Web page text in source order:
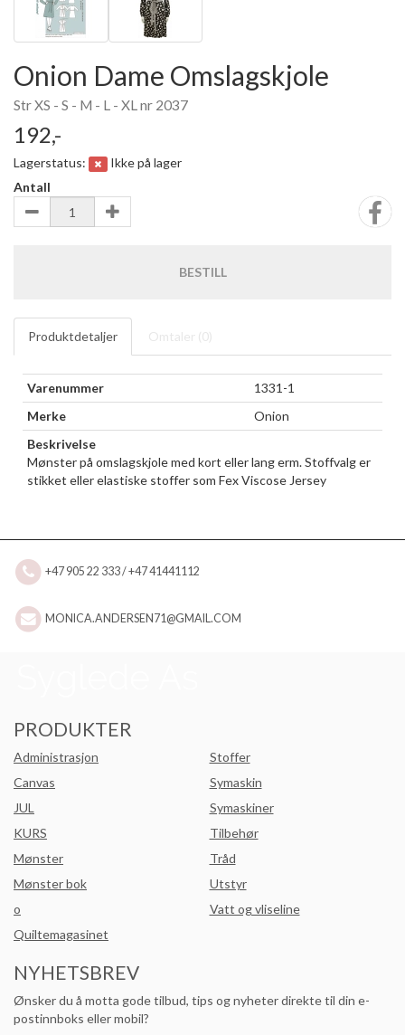
Onion Dame Omslagskjole
Str XS - S - M - L - XL nr 2037
192,-
Lagerstatus:
Ikke på lager
Antall
BESTILL
Produktdetaljer Omtaler (0)
Varenummer
1331-1
Merke
Onion
Beskrivelse
Mønster på omslagskjole med kort eller lang erm. Stoffvalg er
stikket eller elastiske stoffer som Fex Viscose Jersey
+47 905 22 333 / +47 41441112
MONICA.ANDERSEN71@GMAIL.COM
PRODUKTER
Administrasjon
Canvas
JUL
KURS
Mønster
Mønster bok
o
Quiltemagasinet
Stoffer
Symaskin
Symaskiner
Tilbehør
Tråd
Utstyr
Vatt og vliseline
NYHETSBREV
Ønsker du å motta gode tilbud, tips og nyheter direkte til din e-
postinnboks eller mobil?